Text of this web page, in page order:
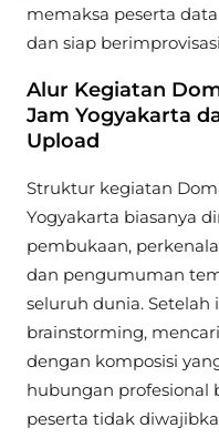
memaksa peserta
dan siap
Alur Kegiatan
Jam Yogyakarta
Upload
Struktur kegiatan
Yogyakarta biasanya
pembukaan,
dan pengumuman
seluruh dunia.
brainstorming,
dengan komposisi
hubungan profesional
peserta tidak